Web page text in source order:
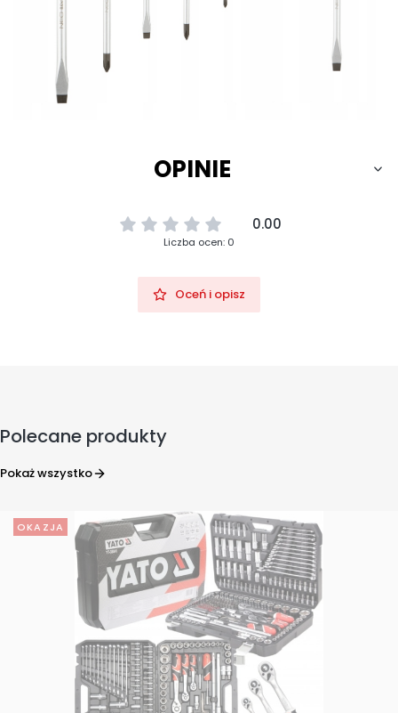
OPINIE
0.00
Liczba ocen: 0
Oceń i opisz
Polecane produkty
Pokaż wszystko
OKAZJA